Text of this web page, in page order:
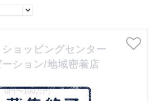
ショッピングセンター
ション/地域密着店
0円〜100万円